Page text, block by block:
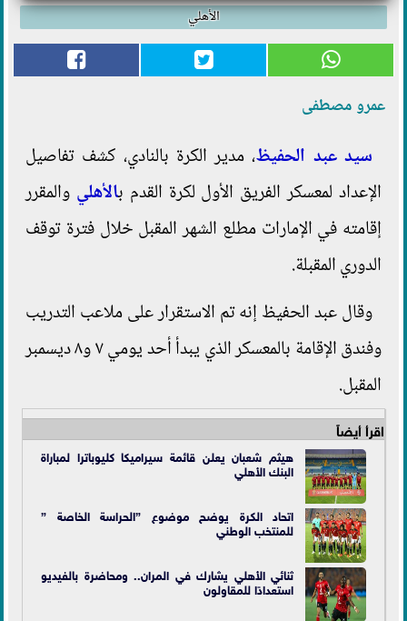
الأهلي
عمرو مصطفى
سيد عبد الحفيظ، مدير الكرة بالنادي، كشف تفاصيل
الإعداد لمعسكر الفريق الأول لكرة القدم بالأهلي والمقرر
إقامته في الإمارات مطلع الشهر المقبل خلال فترة توقف
الدوري المقبلة.
وقال عبد الحفيظ إنه تم الاستقرار على ملاعب التدريب
وفندق الإقامة بالمعسكر الذي يبدأ أحد يومي ٧ و٨ ديسمبر
المقبل.
اقرأ أيضاً
هيثم شعبان يعلن قائمة سيراميكا كليوباترا لمباراة
البنك الأهلي
اتحاد الكرة يوضح موضوع ”الحراسة الخاصة ”
للمنتخب الوطني
ثنائي الأهلي يشارك في المران.. ومحاضرة بالفيديو
استعدادًا للمقاولون